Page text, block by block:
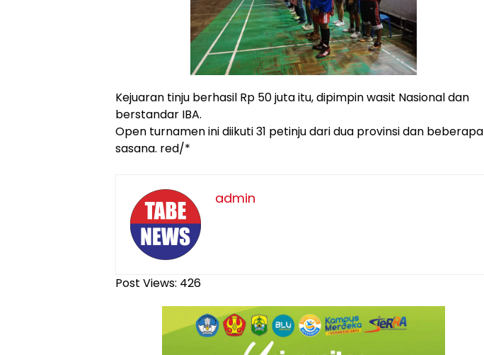
Kejuaran tinju berhasil Rp 50 juta itu, dipimpin wasit Nasional dan
berstandar IBA.
Open turnamen ini diikuti 31 petinju dari dua provinsi dan beberapa
sasana. red/*
admin
Post Views: 426